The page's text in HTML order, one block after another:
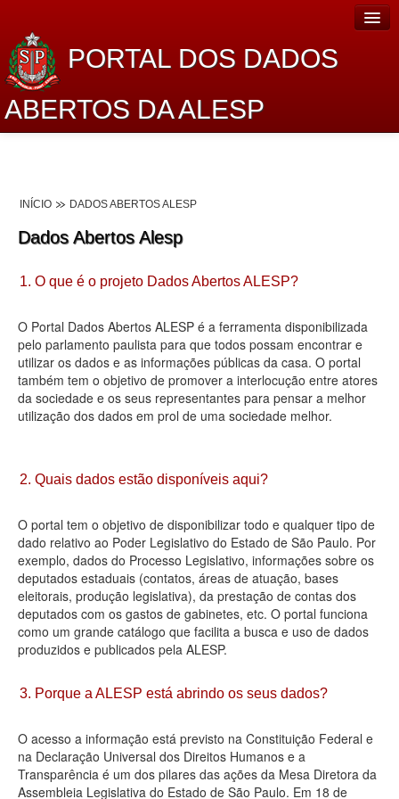
PORTAL DOS DADOS
ABERTOS DA ALESP
Lei de Acesso à Informação
Dados Governamentais Abertos
Planejamento
Catálogo de dados
Processo Legislativo
Deputados Estaduais
Agenda
Perguntas frequentes
Contato
INÍCIO DADOS ABERTOS ALESP
Dados Abertos Alesp
1. O que é o projeto Dados Abertos ALESP?
O Portal Dados Abertos ALESP é a ferramenta disponibilizada
pelo parlamento paulista para que todos possam encontrar e
utilizar os dados e as informações públicas da casa. O portal
também tem o objetivo de promover a interlocução entre atores
da sociedade e os seus representantes para pensar a melhor
utilização dos dados em prol de uma sociedade melhor.
2. Quais dados estão disponíveis aqui?
O portal tem o objetivo de disponibilizar todo e qualquer tipo de
dado relativo ao Poder Legislativo do Estado de São Paulo. Por
exemplo, dados do Processo Legislativo, informações sobre os
deputados estaduais (contatos, áreas de atuação, bases
eleitorais, produção legislativa), da prestação de contas dos
deputados com os gastos de gabinetes, etc. O portal funciona
como um grande catálogo que facilita a busca e uso de dados
produzidos e publicados pela ALESP.
3. Porque a ALESP está abrindo os seus dados?
O acesso a informação está previsto na Constituição Federal e
na Declaração Universal dos Direitos Humanos e a
Transparência é um dos pilares das ações da Mesa Diretora da
Assembleia Legislativa do Estado de São Paulo. Em 18 de